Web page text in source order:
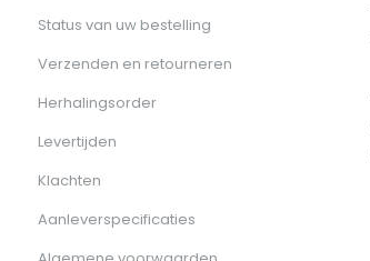
Status van uw bestelling
Verzenden en retourneren
Herhalingsorder
Levertijden
Klachten
Aanleverspecificaties